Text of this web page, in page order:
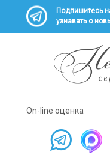
Подпишитесь
узнавать о
On-line оценка